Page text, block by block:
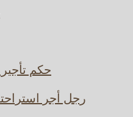
حكم
رجل أجر